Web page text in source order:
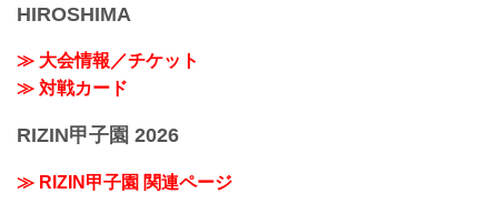
HIROSHIMA
≫ 大会情報／チケット
≫ 対戦カード
RIZIN甲子園 2026
≫ RIZIN甲子園 関連ページ